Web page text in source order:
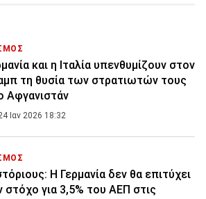
και η Ιταλία υπενθυμίζουν στον
τη θυσία των στρατιωτών τους
Αφγανιστάν
Ιαν 2026 18:32
Η Γερμανία δεν θα επιτύχει
στόχο για 3,5% του ΑΕΠ στις